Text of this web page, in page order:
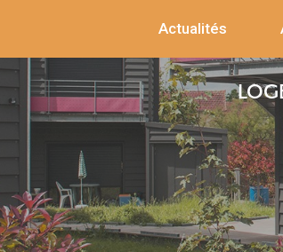
Actualités